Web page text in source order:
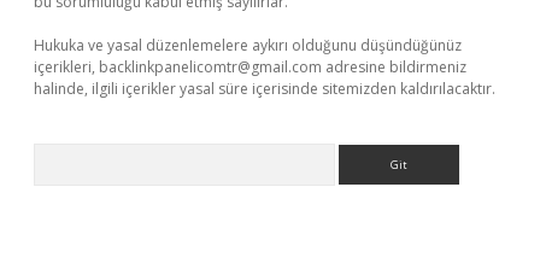
Hukuka ve yasal düzenlemelere aykırı olduğunu düşündüğünüz
içerikleri, backlinkpanelicomtr@gmail.com adresine bildirmeniz
halinde, ilgili içerikler yasal süre içerisinde sitemizden kaldırılacaktır.